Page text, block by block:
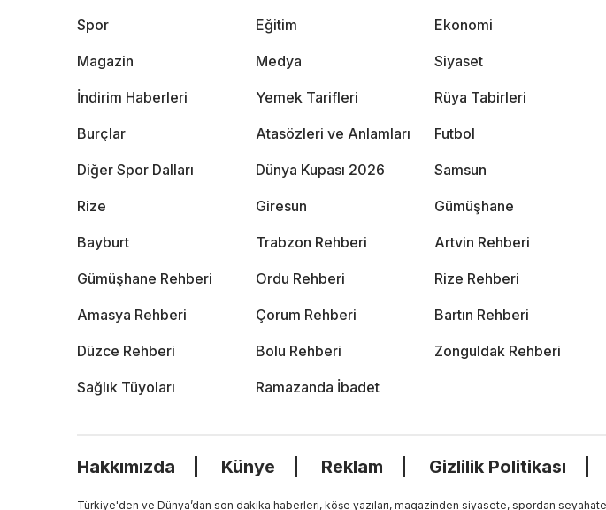
Spor Eğitim Ekonomi
Magazin Medya Siyaset
İndirim Haberleri Yemek Tarifleri Rüya Tabirleri
Burçlar Atasözleri ve Anlamları Futbol
Diğer Spor Dalları Dünya Kupası 2026 Samsun
Rize Giresun Gümüşhane
Bayburt Trabzon Rehberi Artvin Rehberi
Gümüşhane Rehberi Ordu Rehberi Rize Rehberi
Amasya Rehberi Çorum Rehberi Bartın Rehberi
Düzce Rehberi Bolu Rehberi Zonguldak Rehberi
Sağlık Tüyoları Ramazanda İbadet
Hakkımızda Künye Reklam Gizlilik Politikası
Türkiye'den ve Dünya’dan son dakika haberleri, köşe yazıları, magazinden siyasete, spordan